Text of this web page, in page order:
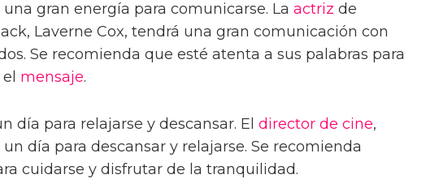
gran energía para comunicarse. La actriz de
Laverne Cox, tendrá una gran comunicación con
Se recomienda que esté atenta a sus palabras para
mensaje.
día para relajarse y descansar. El director de cine,
día para descansar y relajarse. Se recomienda
cuidarse y disfrutar de la tranquilidad.